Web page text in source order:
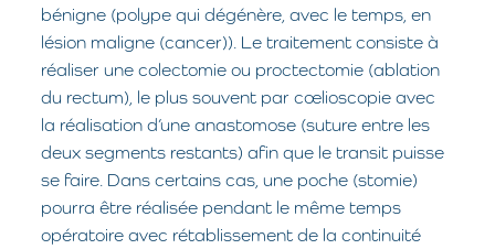
bénigne (polype qui dégénère, avec le temps, en
lésion maligne (cancer)). Le traitement consiste à
réaliser une colectomie ou proctectomie (ablation
du rectum), le plus souvent par cœlioscopie avec
la réalisation d’une anastomose (suture entre les
deux segments restants) afin que le transit puisse
se faire. Dans certains cas, une poche (stomie)
pourra être réalisée pendant le même temps
opératoire avec rétablissement de la continuité